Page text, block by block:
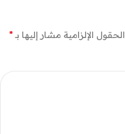
الحقول الإلزامية مشار إليها بـ*